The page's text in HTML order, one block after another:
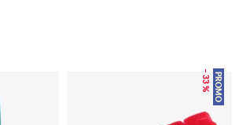
PROMO
– 33 %